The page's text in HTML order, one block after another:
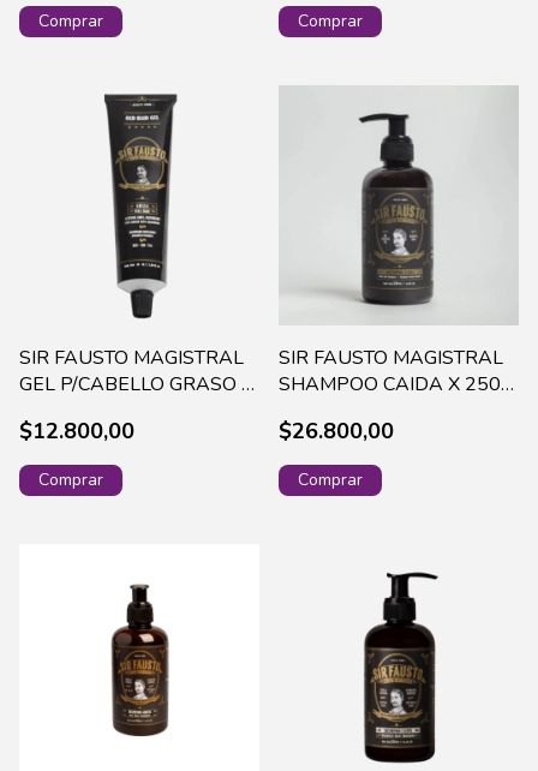
SIR FAUSTO MAGISTRAL
GEL P/CABELLO GRASO X
$12.800,00
SIR FAUSTO MAGISTRAL
SHAMPOO CAIDA X 250
$26.800,00